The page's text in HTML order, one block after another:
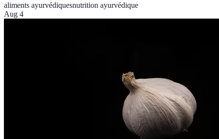
aliments ayurvédiquesnutrition ayurvédique
Aug 4